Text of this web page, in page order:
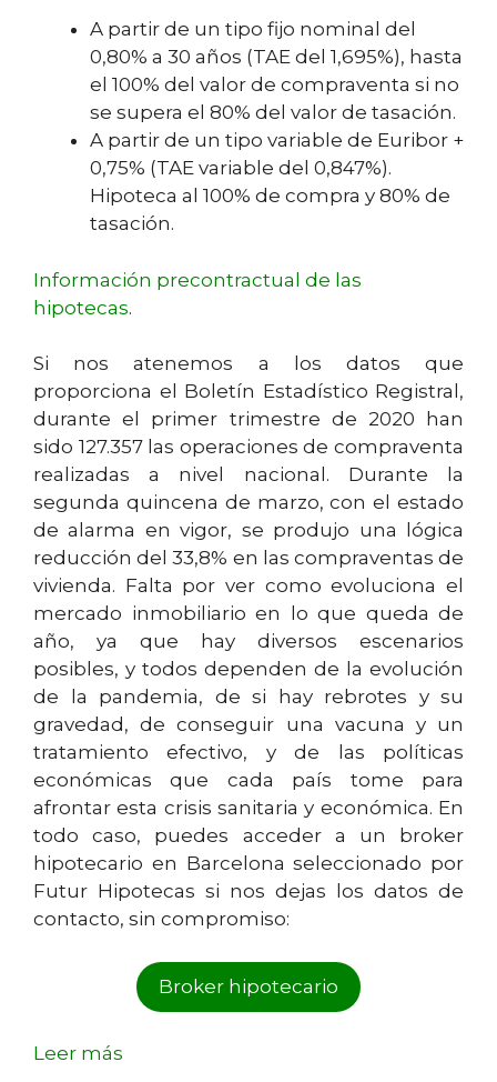
A partir de un tipo fijo nominal del
0,80% a 30 años (TAE del 1,695%), hasta
el 100% del valor de compraventa si no
se supera el 80% del valor de tasación.
A partir de un tipo variable de Euribor +
0,75% (TAE variable del 0,847%).
Hipoteca al 100% de compra y 80% de
tasación.
Información precontractual de las
hipotecas.
Si nos atenemos a los datos que
proporciona el Boletín Estadístico Registral,
durante el primer trimestre de 2020 han
sido 127.357 las operaciones de compraventa
realizadas a nivel nacional. Durante la
segunda quincena de marzo, con el estado
de alarma en vigor, se produjo una lógica
reducción del 33,8% en las compraventas de
vivienda. Falta por ver como evoluciona el
mercado inmobiliario en lo que queda de
año, ya que hay diversos escenarios
posibles, y todos dependen de la evolución
de la pandemia, de si hay rebrotes y su
gravedad, de conseguir una vacuna y un
tratamiento efectivo, y de las políticas
económicas que cada país tome para
afrontar esta crisis sanitaria y económica. En
todo caso, puedes acceder a un broker
hipotecario en Barcelona seleccionado por
Futur Hipotecas si nos dejas los datos de
contacto, sin compromiso:
Broker hipotecario
Leer más